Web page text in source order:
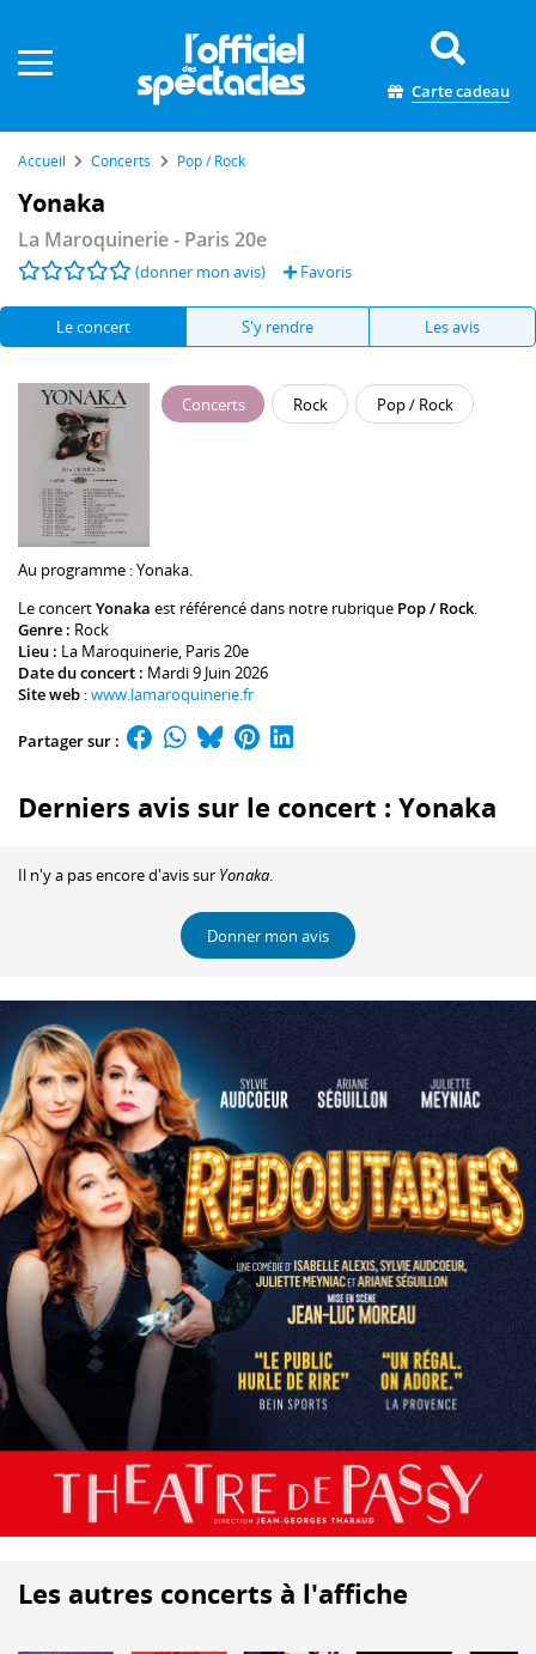
Carte cadeau
Accueil Concerts Pop / Rock
Yonaka
La Maroquinerie- Paris 20e
(donner mon avis) Favoris
Le concert S'y rendre Les avis
Concerts Rock Pop / Rock
Au programme :Yonaka.
Le concertYonaka est référencé dans notre rubrique Pop / Rock.
Genre : Rock
Lieu : La Maroquinerie, Paris 20e
Date du concert : Mardi 9 Juin 2026
Site web :www.lamaroquinerie.fr
Partager sur :
Derniers avis sur le concert : Yonaka
Il n'y a pas encore d'avis sur Yonaka.
Donner mon avis
Les autres concerts à l'affiche